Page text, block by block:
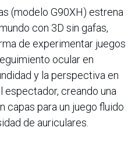
(modelo G90XH) estrena
con 3D sin gafas,
de experimentar juegos
ocular en
y la perspectiva en
espectador, creando una
capas para un juego fluido
de auriculares.